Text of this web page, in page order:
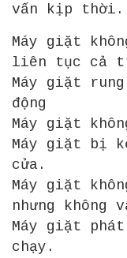
vấn kịp thời.
Máy giặt
liên tục cả
Máy giặt
động
Máy giặt
Máy giặt bị
cửa.
Máy giặt
nhưng không
Máy giặt
chạy.